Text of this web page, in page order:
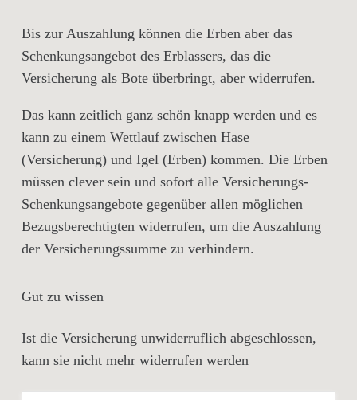
Bis zur Auszahlung können die Erben aber das
Schenkungsangebot des Erblassers, das die
Versicherung als Bote überbringt, aber widerrufen.
Das kann zeitlich ganz schön knapp werden und es
kann zu einem Wettlauf zwischen Hase
(Versicherung) und Igel (Erben) kommen. Die Erben
müssen clever sein und sofort alle Versicherungs-
Schenkungsangebote gegenüber allen möglichen
Bezugsberechtigten widerrufen, um die Auszahlung
der Versicherungssumme zu verhindern.
Gut zu wissen
Ist die Versicherung unwiderruflich abgeschlossen,
kann sie nicht mehr widerrufen werden